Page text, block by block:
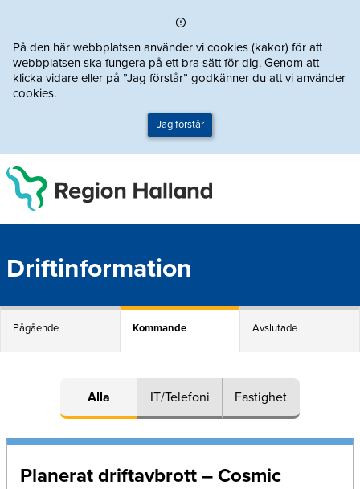
På den här webbplatsen använder vi cookies (kakor) för att
webbplatsen ska fungera på ett bra sätt för dig. Genom att
klicka vidare eller på ”Jag förstår” godkänner du att vi använder
cookies.
Jag förstår
Driftinformation
Pågående Kommande Avslutade
Alla IT/Telefoni Fastighet
Planerat driftavbrott – Cosmic